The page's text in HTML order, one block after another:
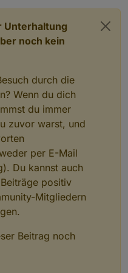
: 0,00 km/h
:
km/h
km/h
: 20,00
:
: 248 °
: 961.80 hPa
: 1013.10
: 0,000
mm/h
:
: kein
Regen
:
,000
:
:
0,000
mm
: 2,000 mm
:
: 78,000
mm
Unterhaltung
noch kein
durch die
Wenn du dich
du immer
zuvor warst, und
per E-Mail
Du kannst auch
positiv
Mitgliedern
Beitrag noch